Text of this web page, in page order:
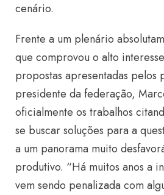
cenário.
Frente a um plenário
que comprovou o alto
propostas apresentadas pelos
presidente da federação,
oficialmente os trabalhos
se buscar soluções para a
a um panorama muito
produtivo. “Há muitos anos a
vem sendo penalizada com